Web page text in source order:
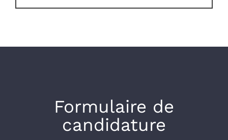
Formulaire de
candidature